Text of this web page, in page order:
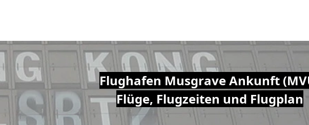
Flughafen Musgrave Ankunft
Flüge, Flugzeiten und Flugplan